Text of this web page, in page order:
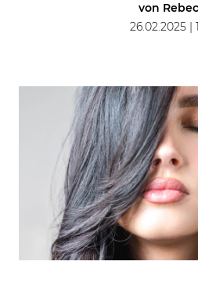
von
26.02.2025 |